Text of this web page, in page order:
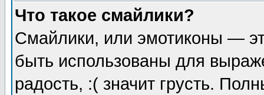
Что такое смайлики?
Смайлики, или эмотиконы —
быть использованы для
радость, :( значит грусть.